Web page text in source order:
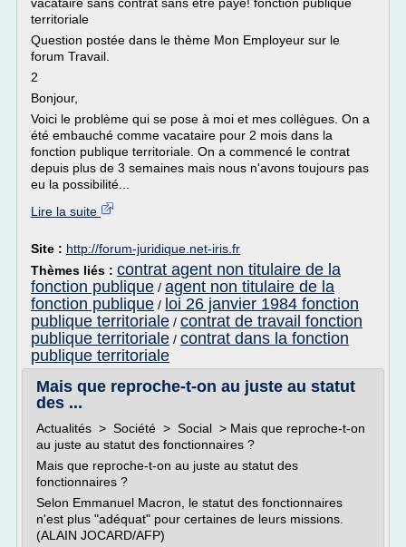
territoriale
Question postée dans le thème Mon Employeur sur le
forum Travail.
2
Bonjour,
Voici le problème qui se pose à moi et mes collègues. On a
été embauché comme vacataire pour 2 mois dans la
fonction publique territoriale. On a commencé le contrat
depuis plus de 3 semaines mais nous n'avons toujours pas
eu la possibilité...
Lire la suite
Site : http://forum-juridique.net-iris.fr
Thèmes liés : contrat agent non titulaire de la
fonction publique / agent non titulaire de la
fonction publique / loi 26 janvier 1984 fonction
publique territoriale / contrat de travail fonction
publique territoriale / contrat dans la fonction
publique territoriale
Mais que reproche-t-on au juste au statut
des ...
Actualités > Société > Social > Mais que reproche-t-on
au juste au statut des fonctionnaires ?
Mais que reproche-t-on au juste au statut des
fonctionnaires ?
Selon Emmanuel Macron, le statut des fonctionnaires
n'est plus "adéquat" pour certaines de leurs missions.
(ALAIN JOCARD/AFP)